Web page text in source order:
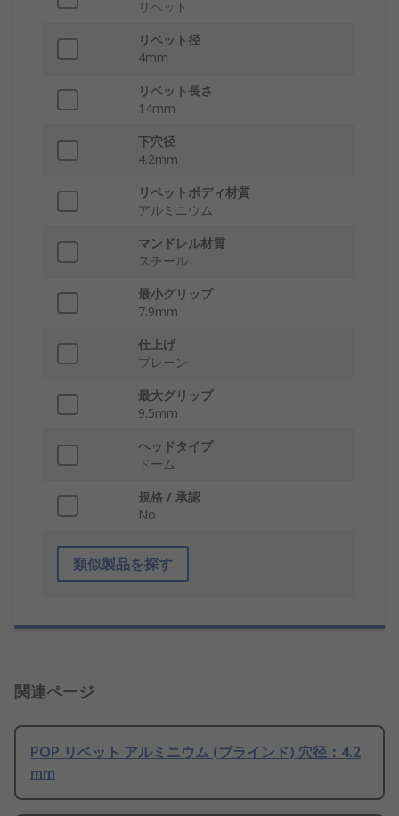
リベット
リベット径
4mm
リベット長さ
14mm
下穴径
4.2mm
リベットボディ材質
アルミニウム
マンドレル材質
スチール
最小グリップ
7.9mm
仕上げ
プレーン
最大グリップ
9.5mm
ヘッドタイプ
ドーム
規格 / 承認
No
類似製品を探す
関連ページ
POP リベット アルミニウム (ブラインド) 穴径：4.2
mm